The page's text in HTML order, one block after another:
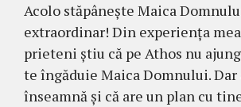
Acolo stăpâ­neşte Mai­ca
extraordinar! Din experienţa
prieteni ştiu că pe Athos nu
te îngăduie Maica Dom­nului.
înseamnă şi că are un plan cu